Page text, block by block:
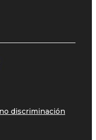
discriminación